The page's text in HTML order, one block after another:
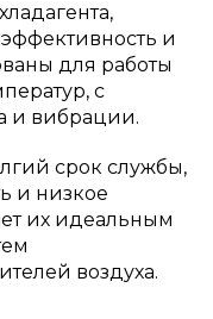
и
для работы
с
и вибрации.
срок службы,
и низкое
их идеальным
воздуха.